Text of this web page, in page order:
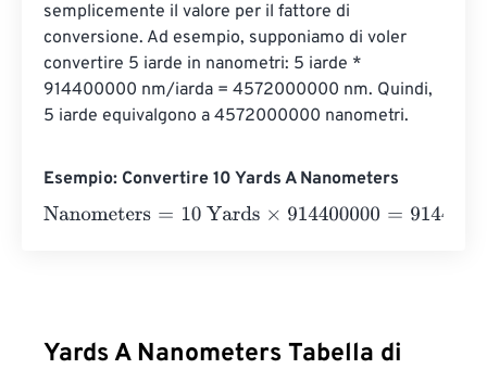
semplicemente il valore per il fattore di
conversione. Ad esempio, supponiamo di voler
convertire 5 iarde in nanometri: 5 iarde *
914400000 nm/iarda = 4572000000 nm. Quindi,
5 iarde equivalgono a 4572000000 nanometri.
Esempio: Convertire 10 Yards A Nanometers
Nanometers= 10 Yards×914400000=9144000000
Yards A Nanometers Tabella di